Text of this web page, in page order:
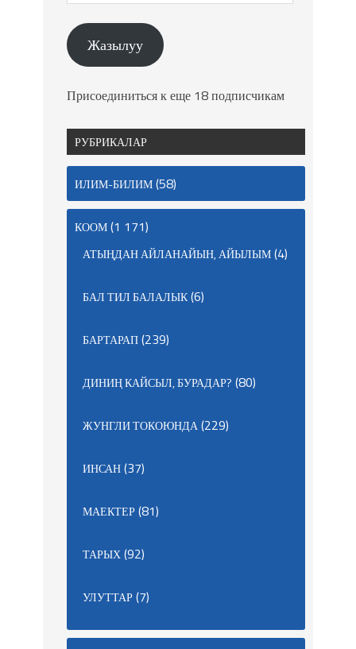
Жазылуу
Присоединиться к еще 18 подписчикам
РУБРИКАЛАР
ИЛИМ-БИЛИМ(58)
КООМ(1 171)
АТЫҢДАН АЙЛАНАЙЫН, АЙЫЛЫМ(4)
БАЛ ТИЛ БАЛАЛЫК(6)
БАРТАРАП(239)
ДИНИҢ КАЙСЫЛ, БУРАДАР? (80)
ЖУНГЛИ ТОКОЮНДА(229)
ИНСАН(37)
МАЕКТЕР(81)
ТАРЫХ(92)
УЛУТТАР(7)